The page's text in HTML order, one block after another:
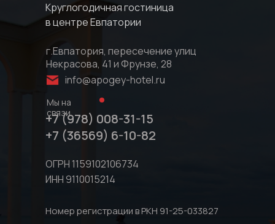
Круглогодичная гостиница
в центре Евпатории
+7 (978) 008-31-15
+7 (36569) 6-10-82
info@apogey-hotel.ru
г.Евпатория, пересечение улиц
Некрасова, 41 и Фрунзе, 28
Мы на
связи
ОГРН 1159102106734
ИНН 9110015214
Номер регистрации в РКН 91-25-033827